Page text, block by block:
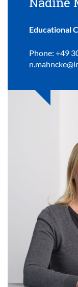
Educational
Phone: +49